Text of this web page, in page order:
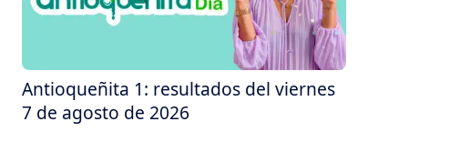
Antioqueñita 1: resultados del viernes
7 de agosto de 2026